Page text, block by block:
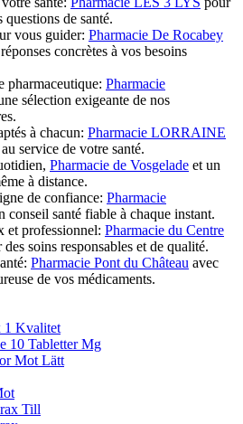
de santé.
vous guider: Pharmacie De Rocabey
concrètes à vos besoins
pharmaceutique: Pharmacie
sélection exigeante de nos
à chacun: Pharmacie LORRAINE
service de votre santé.
Pharmacie de Vosgelade et un
à distance.
de confiance: Pharmacie
conseil santé fiable à chaque instant.
et professionnel: Pharmacie du Centre
des soins responsables et de qualité.
Pharmacie Pont du Château avec
de vos médicaments.
1 Kvalitet
10 Tabletter Mg
Mot Lätt
Till